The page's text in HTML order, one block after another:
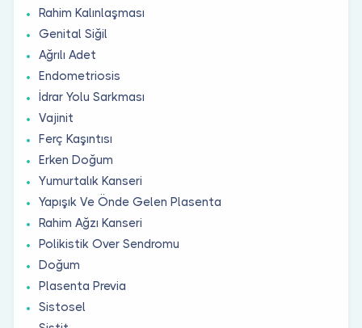
Rahim Kalınlaşması
Genital Siğil
Ağrılı Adet
Endometriosis
İdrar Yolu Sarkması
Vajinit
Ferç Kaşıntısı
Erken Doğum
Yumurtalık Kanseri
Yapışık Ve Önde Gelen Plasenta
Rahim Ağzı Kanseri
Polikistik Over Sendromu
Doğum
Plasenta Previa
Sistosel